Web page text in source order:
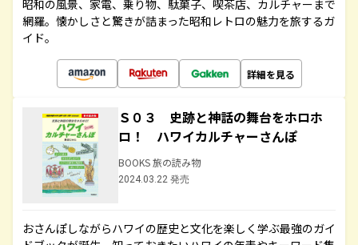
昭和の風景、家電、乗り物、駄菓子、喫茶店、カルチャーまで
網羅。懐かしさと驚きが詰まった昭和レトロの魅力を旅するガ
イド。
詳細を見る
Ｓ０３ 史跡と神話の舞台をホロホ
ロ！ ハワイカルチャーさんぽ
BOOKS 旅の読み物
2024.03.22 発売
おさんぽしながらハワイの歴史と文化を楽しく学ぶ最強のガイ